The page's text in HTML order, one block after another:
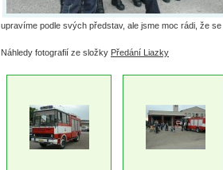
upravíme podle svých představ, ale jsme moc rádi, že
Náhledy fotografií ze složky Předání Liazky